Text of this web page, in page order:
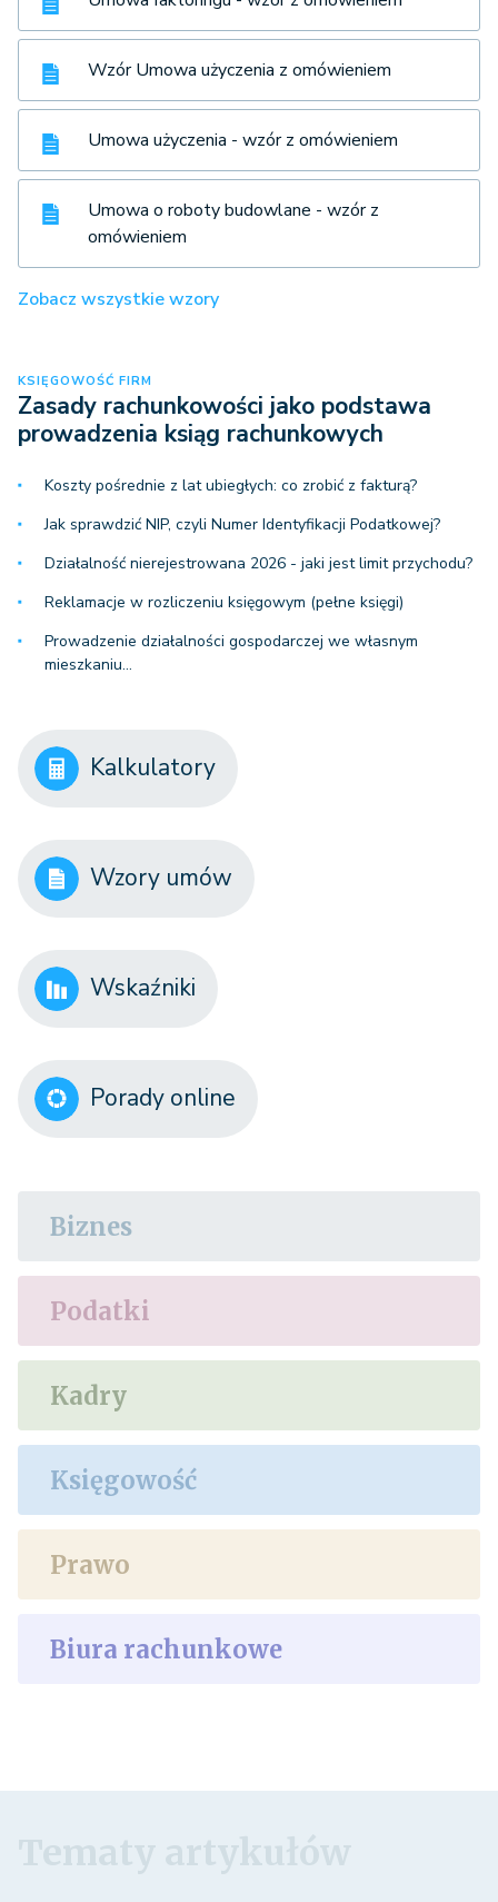
Wzór Umowa użyczenia z omówieniem
Umowa użyczenia - wzór z omówieniem
Umowa o roboty budowlane - wzór z
omówieniem
Zobacz wszystkie wzory
KSIĘGOWOŚĆ FIRM
Zasady rachunkowości jako podstawa
prowadzenia ksiąg rachunkowych
Koszty pośrednie z lat ubiegłych: co zrobić z fakturą?
Jak sprawdzić NIP, czyli Numer Identyfikacji Podatkowej?
Działalność nierejestrowana 2026 - jaki jest limit przychodu?
Reklamacje w rozliczeniu księgowym (pełne księgi)
Prowadzenie działalności gospodarczej we własnym
mieszkaniu…
Kalkulatory
Wzory umów
Wskaźniki
Porady online
Biznes
Podatki
Kadry
Księgowość
Prawo
Biura rachunkowe